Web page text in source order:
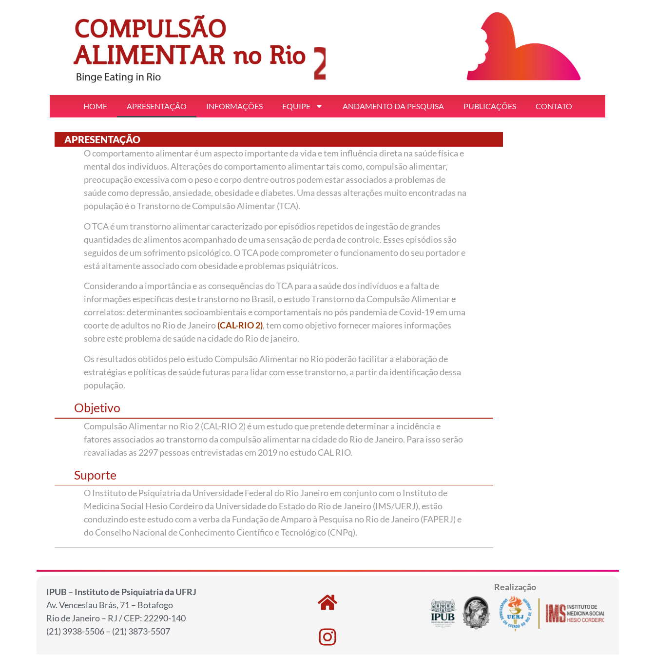
HOME APRESENTAÇÃO INFORMAÇÕES EQUIPE ANDAMENTO DA PESQUISA PUBLICAÇÕES CONTATO
APRESENTAÇÃO
O comportamento alimentar é um aspecto importante da vida e tem influência direta na saúde física e
mental dos indivíduos. Alterações do comportamento alimentar tais como, compulsão alimentar,
preocupação excessiva com o peso e corpo dentre outros podem estar associados a problemas de
saúde como depressão, ansiedade, obesidade e diabetes. Uma dessas alterações muito encontradas na
população é o Transtorno de Compulsão Alimentar (TCA).
O TCA é um transtorno alimentar caracterizado por episódios repetidos de ingestão de grandes
quantidades de alimentos acompanhado de uma sensação de perda de controle. Esses episódios são
seguidos de um sofrimento psicológico. O TCA pode comprometer o funcionamento do seu portador e
está altamente associado com obesidade e problemas psiquiátricos.
Considerando a importância e as consequências do TCA para a saúde dos indivíduos e a falta de
informações específicas deste transtorno no Brasil, o estudo Transtorno da Compulsão Alimentar e
correlatos: determinantes socioambientais e comportamentais no pós pandemia de Covid-19 em uma
coorte de adultos no Rio de Janeiro(CAL-RIO 2), tem como objetivo fornecer maiores informações
sobre este problema de saúde na cidade do Rio de janeiro.
Os resultados obtidos pelo estudo Compulsão Alimentar no Rio poderão facilitar a elaboração de
estratégias e políticas de saúde futuras para lidar com esse transtorno, a partir da identificação dessa
população.
Objetivo
Compulsão Alimentar no Rio 2 (CAL-RIO 2) é um estudo que pretende determinar a incidência e
fatores associados ao transtorno da compulsão alimentar na cidade do Rio de Janeiro. Para isso serão
reavaliadas as 2297 pessoas entrevistadas em 2019 no estudo CAL RIO.
Suporte
O Instituto de Psiquiatria da Universidade Federal do Rio Janeiro em conjunto com o Instituto de
Medicina Social Hesio Cordeiro da Universidade do Estado do Rio de Janeiro (IMS/UERJ), estão
conduzindo este estudo com a verba da Fundação de Amparo à Pesquisa no Rio de Janeiro (FAPERJ) e
do Conselho Nacional de Conhecimento Científico e Tecnológico (CNPq).
IPUB – Instituto de Psiquiatria da UFRJ
Av. Venceslau Brás, 71 – Botafogo
Rio de Janeiro – RJ / CEP: 22290-140
(21) 3938-5506 – (21) 3873-5507
Realização